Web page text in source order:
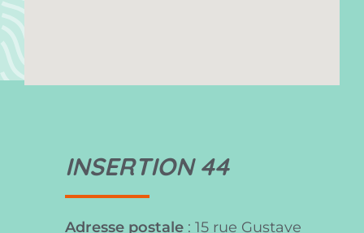
INSERTION 44
Adresse postale : 15 rue Gustave